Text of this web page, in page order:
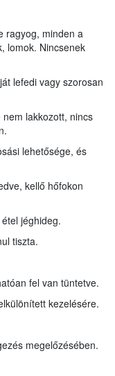
ragyog, minden a
lomok. Nincsenek
lefedi vagy szorosan
lakkozott, nincs
lehetősége, és
kellő hőfokon
jéghideg.
tiszta.
fel van tüntetve.
kezelésére.
megelőzésében.